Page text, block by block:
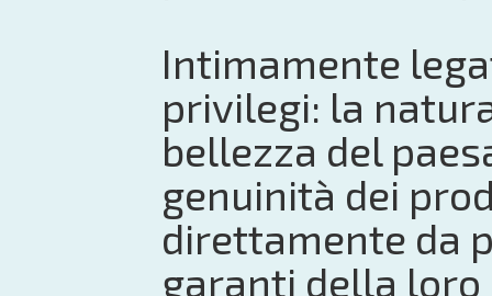
Intimamente
privilegi: la
bellezza del
genuinità dei
direttamente da
garanti della loro